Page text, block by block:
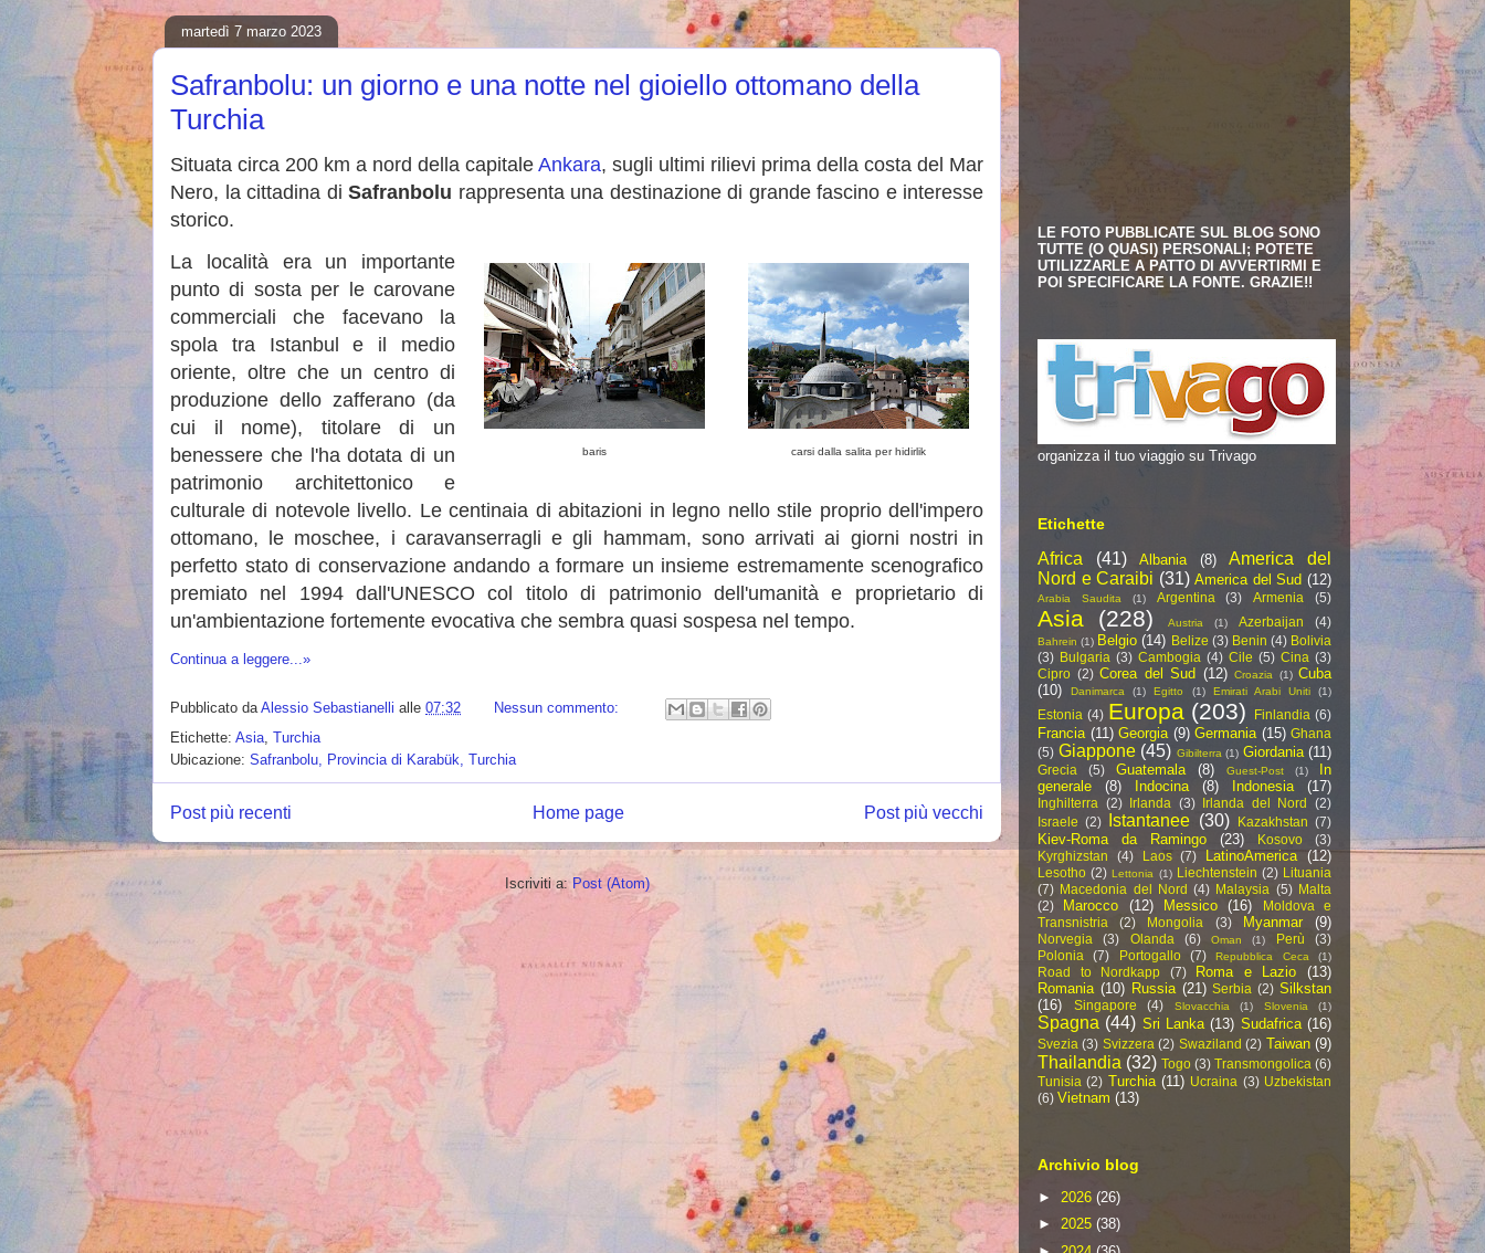
martedì 7 marzo 2023
Safranbolu: un giorno e una notte nel gioiello ottomano della
Turchia
Situata circa 200 km a nord della capitale Ankara, sugli ultimi rilievi prima della costa del Mar
Nero, la cittadina di Safranbolu rappresenta una destinazione di grande fascino e interesse
storico.
carsi dalla salita per hidirlik
baris
La località era un importante
punto di sosta per le carovane
commerciali che facevano la
spola tra Istanbul e il medio
oriente, oltre che un centro di
produzione dello zafferano (da
cui il nome), titolare di un
benessere che l'ha dotata di un
patrimonio architettonico e
culturale di notevole livello. Le centinaia di abitazioni in legno nello stile proprio dell'impero
ottomano, le moschee, i caravanserragli e gli hammam, sono arrivati ai giorni nostri in
perfetto stato di conservazione andando a formare un insieme estremamente scenografico
premiato nel 1994 dall'UNESCO col titolo di patrimonio dell'umanità e proprietario di
un'ambientazione fortemente evocativa che sembra quasi sospesa nel tempo.
Continua a leggere...»
Pubblicato daAlessio Sebastianelli alle 07:32
Nessun commento:
Etichette: Asia, Turchia
Ubicazione: Safranbolu, Provincia di Karabük, Turchia
Post più recenti Post più vecchi
Home page
Iscriviti a: Post (Atom)
LE FOTO PUBBLICATE SUL BLOG SONO
TUTTE (O QUASI) PERSONALI; POTETE
UTILIZZARLE A PATTO DI AVVERTIRMI E
POI SPECIFICARE LA FONTE. GRAZIE!!
organizza il tuo viaggio su Trivago
Etichette
Africa (41) Albania (8)
America del
Nord e Caraibi (31) America del Sud (12)
Arabia Saudita (1) Argentina (3) Armenia (5)
Asia (228) Austria (1) Azerbaijan (4)
Bahrein (1) Belgio (14) Belize (3) Benin (4) Bolivia
(3) Bulgaria (3) Cambogia (4) Cile (5) Cina (3)
Cipro (2) Corea del Sud (12) Croazia (1) Cuba
(10)
Danimarca (1) Egitto (1) Emirati Arabi Uniti (1)
Estonia (4) Europa (203) Finlandia (6)
Francia (11) Georgia (9) Germania (15) Ghana
(5) Giappone (45) Gibilterra (1) Giordania (11)
Grecia (5) Guatemala (8) Guest-Post (1)
In
generale
(8) Indocina (8) Indonesia (17)
Inghilterra (2) Irlanda (3) Irlanda del Nord
(2)
Israele (2) Istantanee (30) Kazakhstan (7)
Kiev-Roma da Ramingo (23) Kosovo
(3)
Kyrghizstan
(4) Laos (7) LatinoAmerica (12)
Lesotho (2) Lettonia (1) Liechtenstein (2) Lituania
(7) Macedonia del Nord (4) Malaysia (5) Malta
(2)
Marocco (12) Messico (16)
Moldova e
Transnistria
(2) Mongolia (3) Myanmar (9)
Norvegia (3) Olanda (6) Oman (1) Perù
(3)
Polonia
(7) Portogallo (7) Repubblica Ceca (1)
Road to Nordkapp (7) Roma e Lazio
(13)
Romania (10) Russia (21) Serbia (2) Silkstan
(16)
Singapore (4) Slovacchia (1) Slovenia (1)
Spagna (44) Sri Lanka (13) Sudafrica (16)
Svezia (3) Svizzera (2) Swaziland (2) Taiwan (9)
Thailandia (32) Togo (3) Transmongolica (6)
Tunisia (2) Turchia (11) Ucraina (3) Uzbekistan
(6) Vietnam (13)
Archivio blog
► 2026 (26)
► 2025 (38)